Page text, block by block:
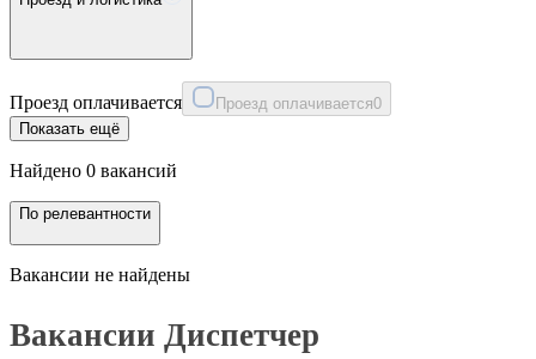
Проезд оплачивается Проезд оплачивается0
Показать ещё
Найдено 0 вакансий
По релевантности
Вакансии не найдены
Вакансии Диспетчер